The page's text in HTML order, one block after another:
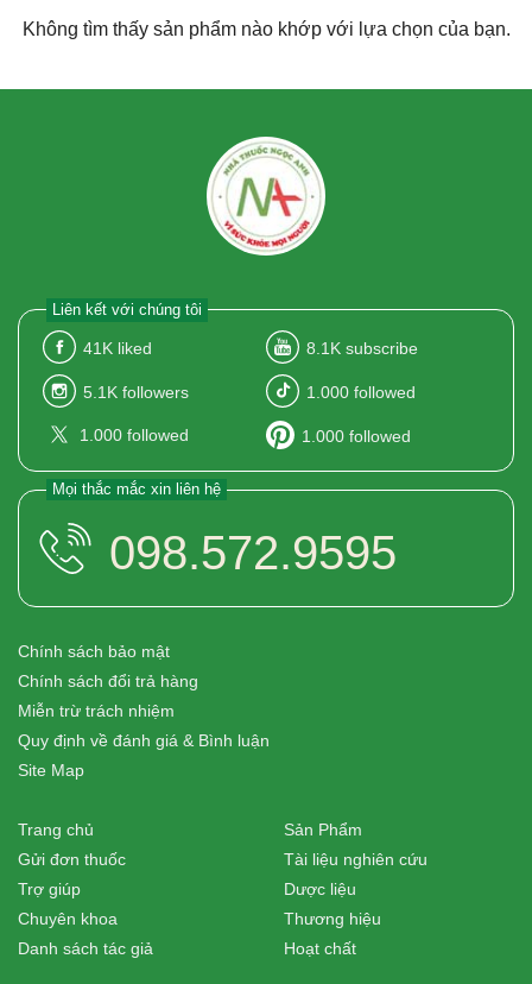
Không tìm thấy sản phẩm nào khớp với lựa chọn của bạn.
Liên kết với chúng tôi
41K liked 8.1K subscribe
5.1K followers 1.000 followed
1.000 followed 1.000 followed
Mọi thắc mắc xin liên hệ
098.572.9595
Chính sách bảo mật
Chính sách đổi trả hàng
Miễn trừ trách nhiệm
Quy định về đánh giá & Bình luận
Site Map
Trang chủ
Gửi đơn thuốc
Trợ giúp
Chuyên khoa
Danh sách tác giả
Sản Phẩm
Tài liệu nghiên cứu
Dược liệu
Thương hiệu
Hoạt chất